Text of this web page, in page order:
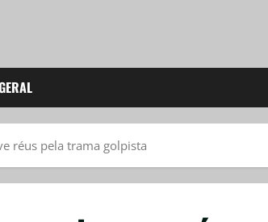
réus pela trama golpista